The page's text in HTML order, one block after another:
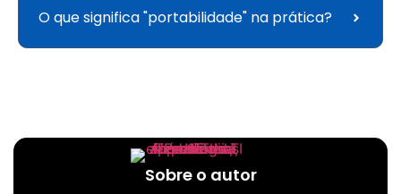
O que significa "portabilidade" na prática?
Sobre o autor